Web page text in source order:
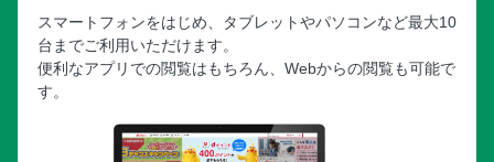
スマートフォンをはじめ、タブレットやパソコンなど最大10
台までご利用いただけます。
便利なアプリでの閲覧はもちろん、Webからの閲覧も可能で
す。